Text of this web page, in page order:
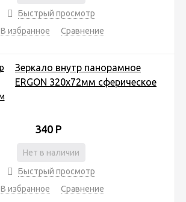
Быстрый просмотр
В избранное
Сравнение
Зеркало внутр панорамное
ERGON 320х72мм сферическое
340 Р
Нет в наличии
Быстрый просмотр
В избранное
Сравнение